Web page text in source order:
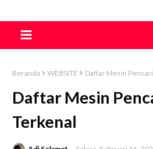
Beranda WEBSITE Daftar Mesin
Daftar Mesin
Terkenal